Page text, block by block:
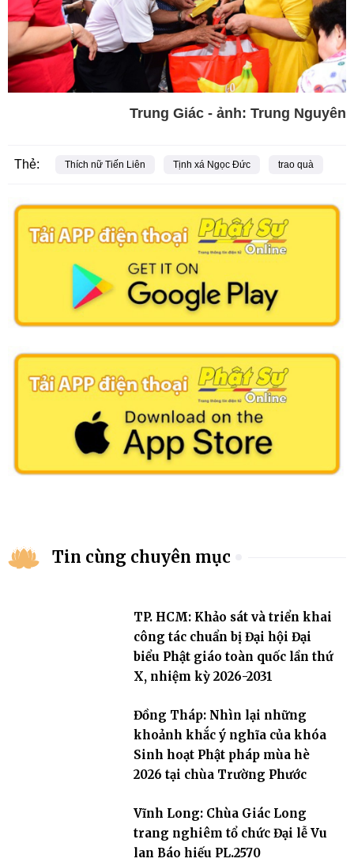
Trung Giác - ảnh: Trung Nguyên
Thẻ: Thích nữ Tiến Liên Tịnh xá Ngọc Đức trao quà
Tin cùng chuyên mục
TP. HCM: Khảo sát và triển khai
công tác chuẩn bị Đại hội Đại
biểu Phật giáo toàn quốc lần thứ
X, nhiệm kỳ 2026-2031
Đồng Tháp: Nhìn lại những
khoảnh khắc ý nghĩa của khóa
Sinh hoạt Phật pháp mùa hè
2026 tại chùa Trường Phước
Vĩnh Long: Chùa Giác Long
trang nghiêm tổ chức Đại lễ Vu
lan Báo hiếu PL.2570